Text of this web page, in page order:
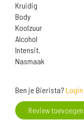
Kruidig
Body
Koolzuur
Alcohol
Intensit.
Nasmaak
Ben je Bierista? Login
Review toevoegen